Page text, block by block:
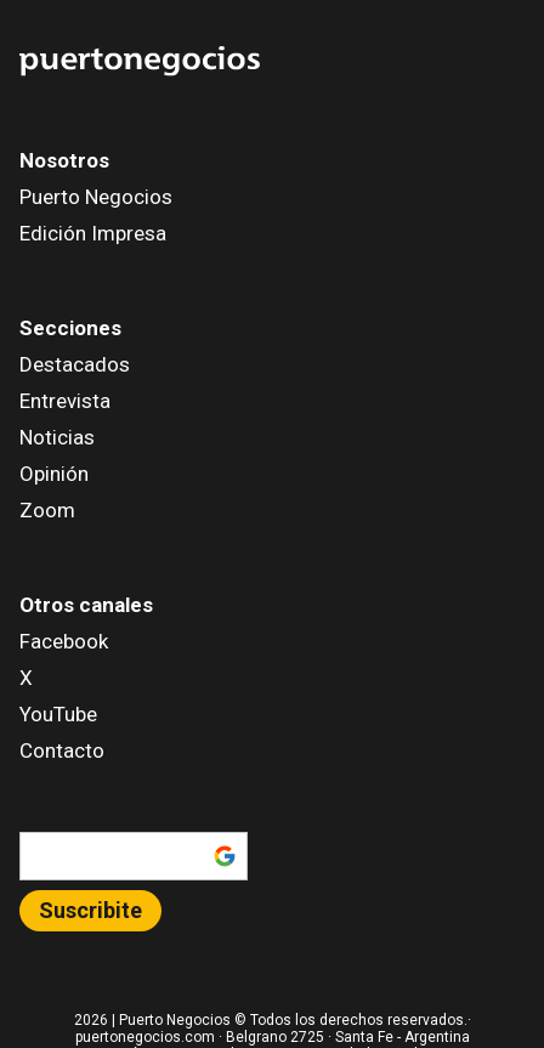
Nosotros
Puerto Negocios
Edición Impresa
Secciones
Destacados
Entrevista
Noticias
Opinión
Zoom
Otros canales
Facebook
X
YouTube
Contacto
Suscribite
2026 | Puerto Negocios © Todos los derechos reservados.·
puertonegocios.com · Belgrano 2725 · Santa Fe - Argentina